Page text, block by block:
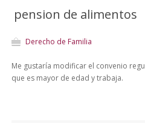
pension de alimentos
Derecho de Familia
Me gustaría modificar el convenio
que es mayor de edad y trabaja.